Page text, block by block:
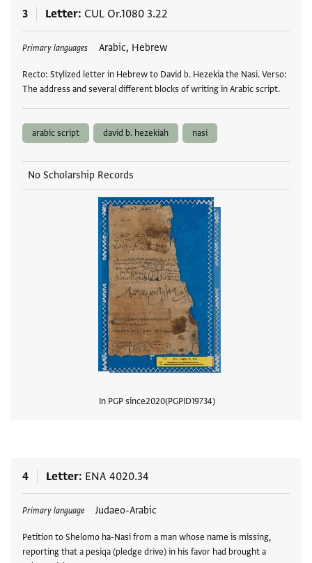
3 Letter CUL Or.1080 3.22
Primary languages Arabic, Hebrew
Recto: Stylized letter in Hebrew to David b. Hezekia the Nasi. Verso:
The address and several different blocks of writing in Arabic script.
Tags
arabic script david b. hezekiah nasi
No Scholarship Records
In PGP since2020 PGPID19734
4 Letter ENA 4020.34
Primary language Judaeo-Arabic
Petition to Shelomo ha-Nasi from a man whose name is missing,
reporting that a pesiqa (pledge drive) in his favor had brought a
Tags